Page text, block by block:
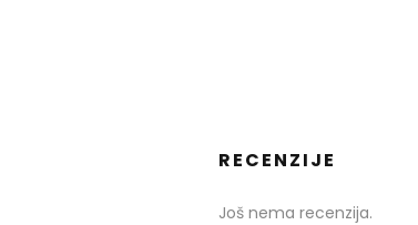
RECENZIJE
Još nema recenzija.